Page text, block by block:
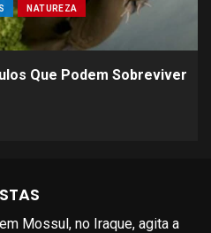
NATUREZA
Que Podem Sobreviver
Mossul, no Iraque, agita a